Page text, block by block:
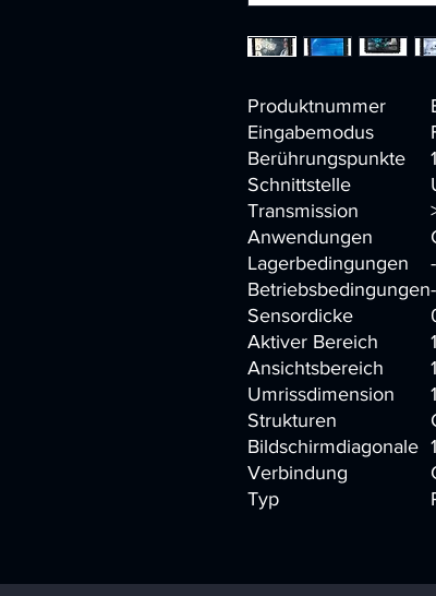
Produktnummer
Eingabemodus
Berührungspunkte
Schnittstelle
Transmission
Anwendungen
Lagerbedingungen
Betriebsbedingungen
Sensordicke
Aktiver Bereich
Ansichtsbereich
Umrissdimension
Strukturen
Bildschirmdiagonale
Verbindung
Typ